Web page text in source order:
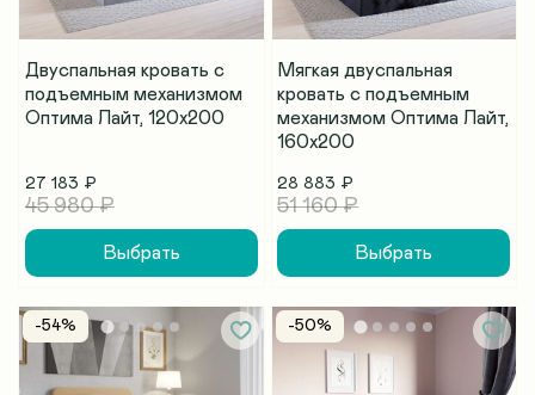
Двуспальная кровать с
подъемным механизмом
Оптима Лайт, 120х200
27 183 ₽
45 980 ₽
Выбрать
Мягкая двуспальная
кровать с подъемным
механизмом Оптима Лайт,
160х200
28 883 ₽
51 160 ₽
Выбрать
-54% -50%